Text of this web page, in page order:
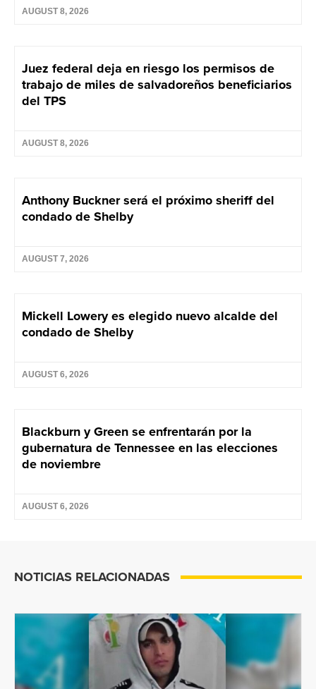
AUGUST 8, 2026
Juez federal deja en riesgo los permisos de
trabajo de miles de salvadoreños beneficiarios
del TPS
AUGUST 8, 2026
Anthony Buckner será el próximo sheriff del
condado de Shelby
AUGUST 7, 2026
Mickell Lowery es elegido nuevo alcalde del
condado de Shelby
AUGUST 6, 2026
Blackburn y Green se enfrentarán por la
gubernatura de Tennessee en las elecciones
de noviembre
AUGUST 6, 2026
NOTICIAS RELACIONADAS